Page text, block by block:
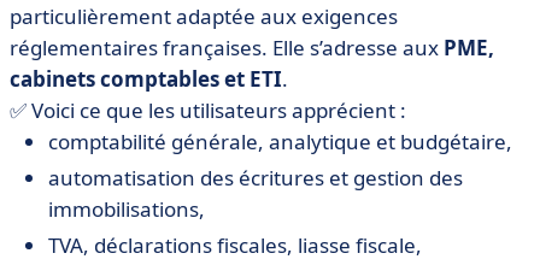
particulièrement adaptée aux exigences
réglementaires françaises. Elle s’adresse aux PME,
cabinets comptables et ETI.
✅ Voici ce que les utilisateurs apprécient :
comptabilité générale, analytique et budgétaire,
automatisation des écritures et gestion des
immobilisations,
TVA, déclarations fiscales, liasse fiscale,